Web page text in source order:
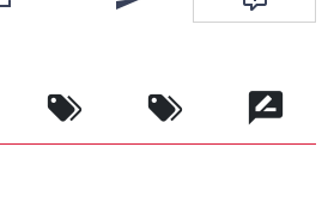
Karşılaştırma listesine ekleArkadaşına e-posta ile
Soru sor